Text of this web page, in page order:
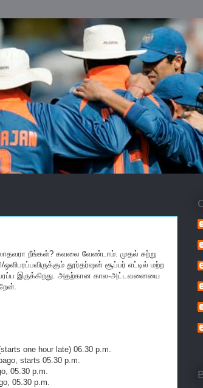
நீங்கள்? கவலை வேண்டாம். முதல் சுற்று
தூர்தர்ஷன் சூப்பர் எட்டில் மற்ற
இருக்கிறது. அதற்கான கால-அட்டவனையை
one hour late) 06.30 p.m.
starts 05.30 p.m.
05.30 p.m.
05.30 p.m.